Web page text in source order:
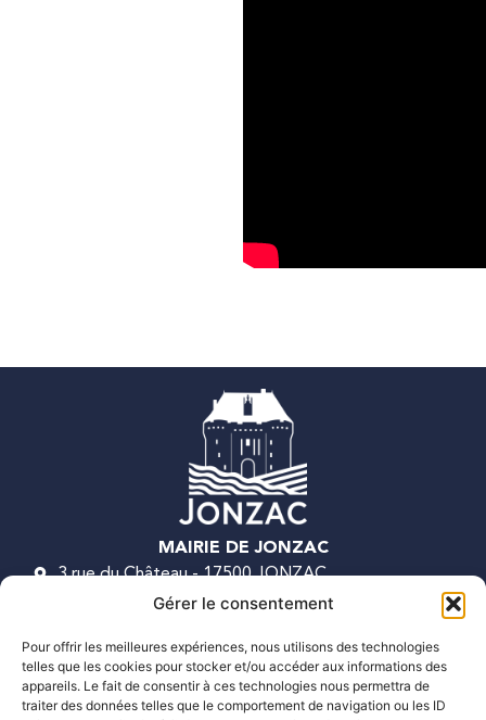
Gérer le consentement
Pour offrir les meilleures expériences, nous utilisons des technologies
telles que les cookies pour stocker et/ou accéder aux informations des
appareils. Le fait de consentir à ces technologies nous permettra de
traiter des données telles que le comportement de navigation ou les ID
MAIRIE DE JONZAC
3 rue du Château - 17500 JONZAC
Contactez nous !
Nos horaires d'ouverture